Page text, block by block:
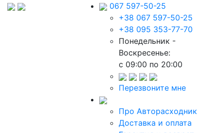
067 597-50-25
+38 067 597-50-25
+38 095 353-77-70
Понедельник -
Воскресенье:
c 09:00 по 20:00
Перезвоните мне
Про Авторасходник
Доставка и оплата